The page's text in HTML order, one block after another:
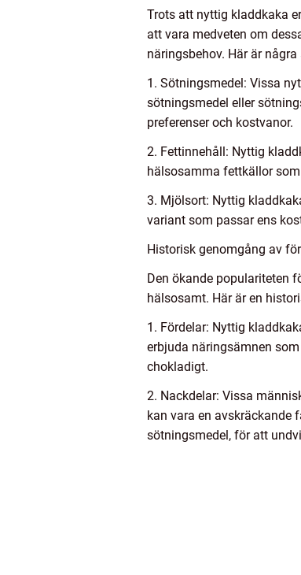
Trots att nyttig kladdkaka
att vara medveten om
näringsbehov. Här är
1. Sötningsmedel: Vissa
sötningsmedel eller
preferenser och kostvanor.
2. Fettinnehåll: Nyttig
hälsosamma fettkällor
3. Mjölsort: Nyttig
variant som passar ens
Historisk genomgång av
Den ökande populariteten
hälsosamt. Här är en
1. Fördelar: Nyttig
erbjuda näringsämnen
chokladigt.
2. Nackdelar: Vissa
kan vara en avskräckande
sötningsmedel, för att